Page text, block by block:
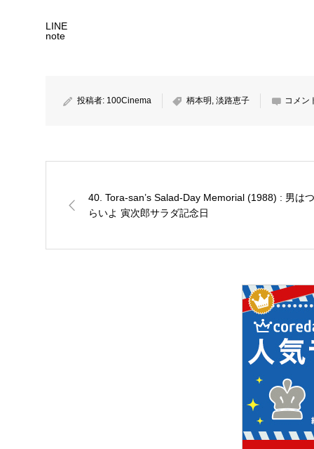
LINE
note
投稿者: 100Cinema 柄本明 , 淡路恵子 コメン
40. Tora-san’s Salad-Day Memorial (1988) : 男はつ
らいよ 寅次郎サラダ記念日